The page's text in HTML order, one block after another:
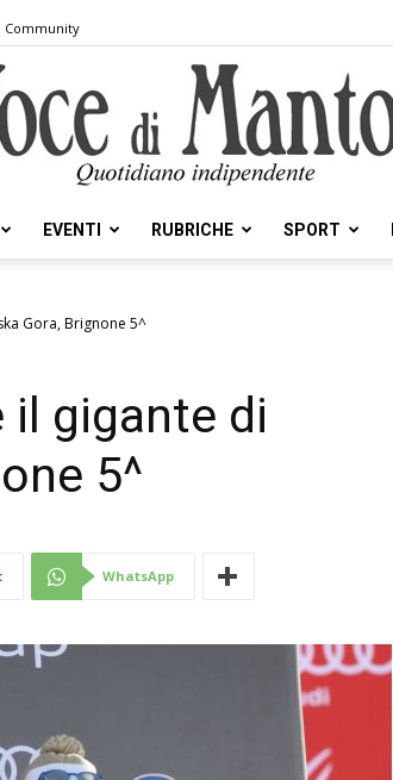
Community
Voce
EVENTI RUBRICHE SPORT
Gora, Brignone 5^
il gigante di
5^
WhatsApp